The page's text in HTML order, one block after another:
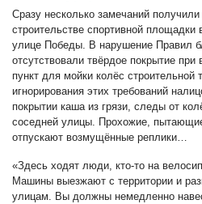
Сразу несколько замечаний
строительстве спортивной
улице Победы. В нарушение Правил
отсутствовали твёрдое покрытие
пункт для мойки колёс строительной
игнорирования этих требований
покрытии каша из грязи, следы от
соседней улицы. Прохожие,
отпускают возмущённые реплики…
«Здесь ходят люди, кто-то на
Машины выезжают с территории и
улицам. Вы должны немедленно